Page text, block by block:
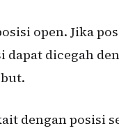
open. Jika
dicegah
dengan posisi